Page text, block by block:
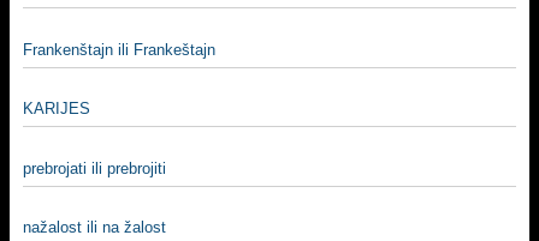
Frankenštajn ili Frankeštajn
KARIJES
prebrojati ili prebrojiti
nažalost ili na žalost